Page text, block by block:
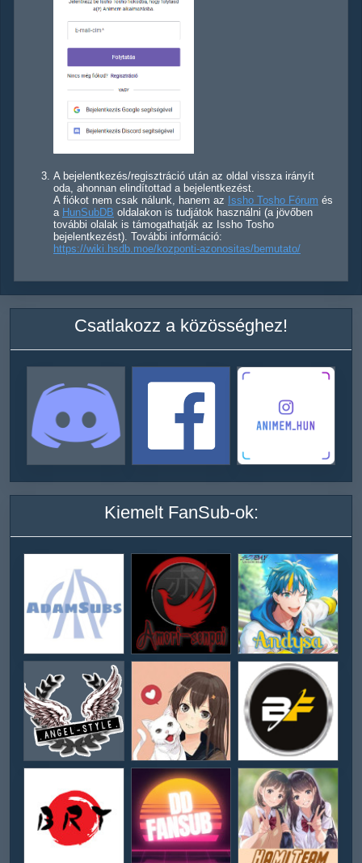
A bejelentkezés/regisztráció után az oldal vissza irányít
oda, ahonnan elindítottad a bejelentkezést.
A fiókot nem csak nálunk, hanem az Issho Tosho Fórum és
a HunSubDB oldalakon is tudjátok használni (a jövőben
további olalak is támogathatják az Issho Tosho
bejelentkezést). További információ:
https://wiki.hsdb.moe/kozponti-azonositas/bemutato/
Csatlakozz a közösséghez!
Kiemelt FanSub-ok: